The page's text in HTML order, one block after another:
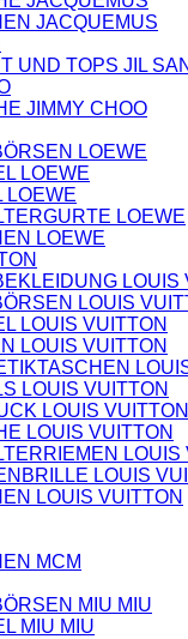
UND
JACQUEMUS
UND TOPS JIL
JIMMY CHOO
LOEWE
LOEWE
LOEWE
LOEWE
LOEWE
LOUIS
LOUIS
LOUIS VUITTON
LOUIS VUITTON
LOUIS VUITTON
LOUIS VUITTON
LOUIS VUITTON
LOUIS
LOUIS
LOUIS VUITTON
MCM
MIU MIU
MIU MIU